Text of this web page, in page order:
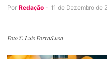
Por Redação - 11 de Dezembro de
Foto © Luís Forra/Lusa